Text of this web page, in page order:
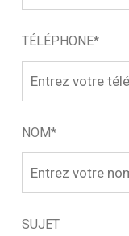
TÉLÉPHONE*
NOM*
SUJET